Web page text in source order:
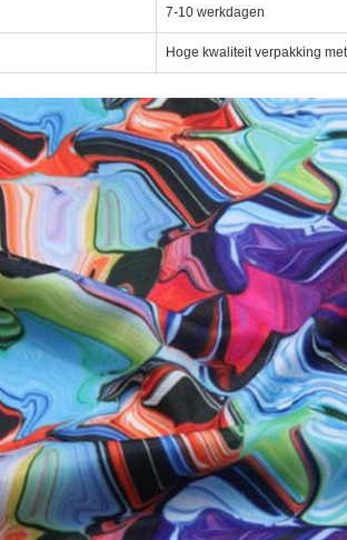
7-10 werkdagen
Hoge kwaliteit verpakking